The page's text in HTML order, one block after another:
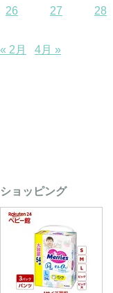
26 27 28
« 2月 4月 »
ショッピング